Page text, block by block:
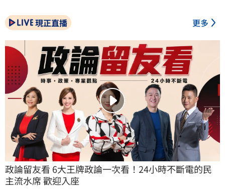
現正直播 更多
政論留友看 6大王牌政論一次看！24小時不斷電的民
主流水席 歡迎入座